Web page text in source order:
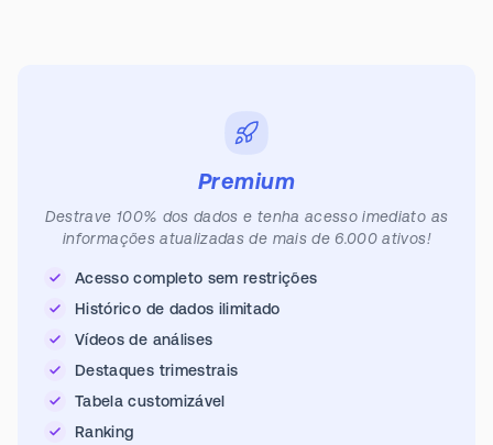
Premium
Destrave 100% dos dados e tenha acesso imediato as
informações atualizadas de mais de 6.000 ativos!
Acesso completo sem restrições
Histórico de dados ilimitado
Vídeos de análises
Destaques trimestrais
Tabela customizável
Ranking